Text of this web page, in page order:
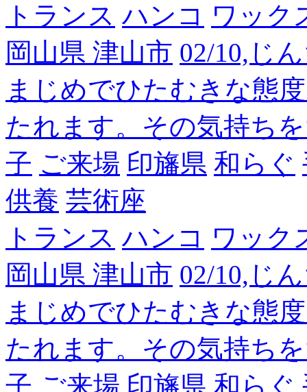
トランス ハンコ ワック
岡山県 津山市 02/10,じ
まじめでひたむきな態
たれます。その気持ち
子 ご来場 印旛県 和らぐ
供養 芸術座
トランス ハンコ ワック
岡山県 津山市 02/10,じ
まじめでひたむきな態
たれます。その気持ち
子 ご来場 印旛県 和らぐ